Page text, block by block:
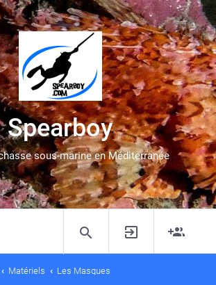
Spearboy
sous-marine en Méditerranée
Matériels Les Masques